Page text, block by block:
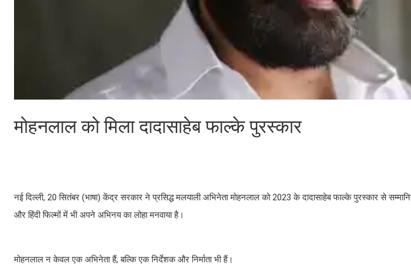
मोहनलाल को मिला दादासाहेब फाल्के पुरस्कार
नई दिल्ली, 20 सितंबर (भाषा) केंद्र सरकार ने प्रसिद्ध मलयाली अभिनेता मोहनलाल को 2023 के दादासाहेब फाल्के पुरस्कार से
और हिंदी फिल्मों में भी अपने अभिनय का लोहा मनवाया है।
मोहनलाल न केवल एक अभिनेता हैं, बल्कि एक निर्देशक और निर्माता भी हैं।